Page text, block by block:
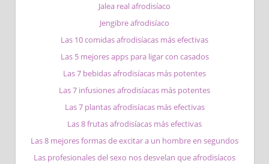
Jalea real afrodisíaco
Jengibre afrodisíaco
Las 10 comidas afrodisíacas más efectivas
Las 5 mejores apps para ligar con casados
Las 7 bebidas afrodisíacas más potentes
Las 7 infusiones afrodisíacas más potentes
Las 7 plantas afrodisíacas más efectivas
Las 8 frutas afrodisíacas más efectivas
Las 8 mejores formas de excitar a un hombre en segundos
Las profesionales del sexo nos desvelan que afrodisíacos